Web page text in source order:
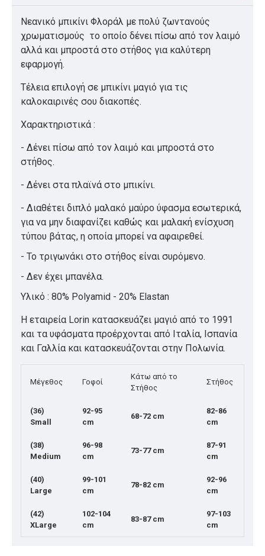
Νεανικό μπικίνι Φλοράλ με πολύ ζωντανούς
χρωματισμούς το οποίο δένει πίσω από τον λαιμό
αλλά και μπροστά στο στήθος για καλύτερη
εφαρμογή.
Τέλεια επιλογή σε μπικίνι μαγιό για τις
καλοκαιρινές σου διακοπές.
Χαρακτηριστικά :
- Δένει πίσω από τον λαιμό και μπροστά στο
στήθος.
- Δένει στα πλαϊνά στο μπικίνι.
- Διαθέτει διπλό μαλακό μαύρο ύφασμα εσωτερικά,
για να μην διαφανίζει καθώς και μαλακή ενίσχυση
τύπου βάτας, η οποία μπορεί να αφαιρεθεί.
- Το τριγωνάκι στο στήθος είναι συρόμενο.
- Δεν έχει μπανέλα.
Υλικό : 80% Polyamid - 20% Elastan
Η εταιρεία Lorin κατασκευάζει μαγιό από το 1991
και τα υφάσματα προέρχονται από Ιταλία, Ισπανία
και Γαλλία και κατασκευάζονται στην Πολωνία.
Μέγεθος Γοφοί
Κάτω από το
Στήθος
Στήθος
(36)
Small
92-95
cm
68-72 cm
82-86
cm
(38)
Medium
96-98
cm
73-77 cm
87-91
cm
(40)
Large
99-101
cm
78-82 cm
92-96
cm
(42)
XLarge
102-104
cm
83-87 cm
97-103
cm